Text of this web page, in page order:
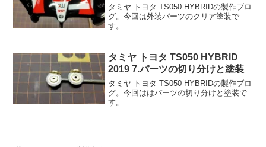
タミヤ トヨタ TS050 HYBRIDの製作ブロ
グ。今回は外装パーツのクリア塗装で
す。
タミヤ トヨタ TS050 HYBRID
2019 7.パーツの切り分けと塗装
タミヤ トヨタ TS050 HYBRIDの製作ブロ
グ。今回ははパーツの切り分けと塗装で
す。